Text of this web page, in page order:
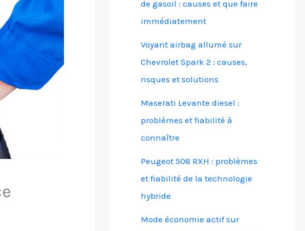
de gasoil : causes et que faire
immédiatement
Voyant airbag allumé sur
Chevrolet Spark 2 : causes,
risques et solutions
Maserati Levante diesel :
problèmes et fiabilité à
connaître
Peugeot 508 RXH : problèmes
et fiabilité de la technologie
hybride
Mode économie actif sur